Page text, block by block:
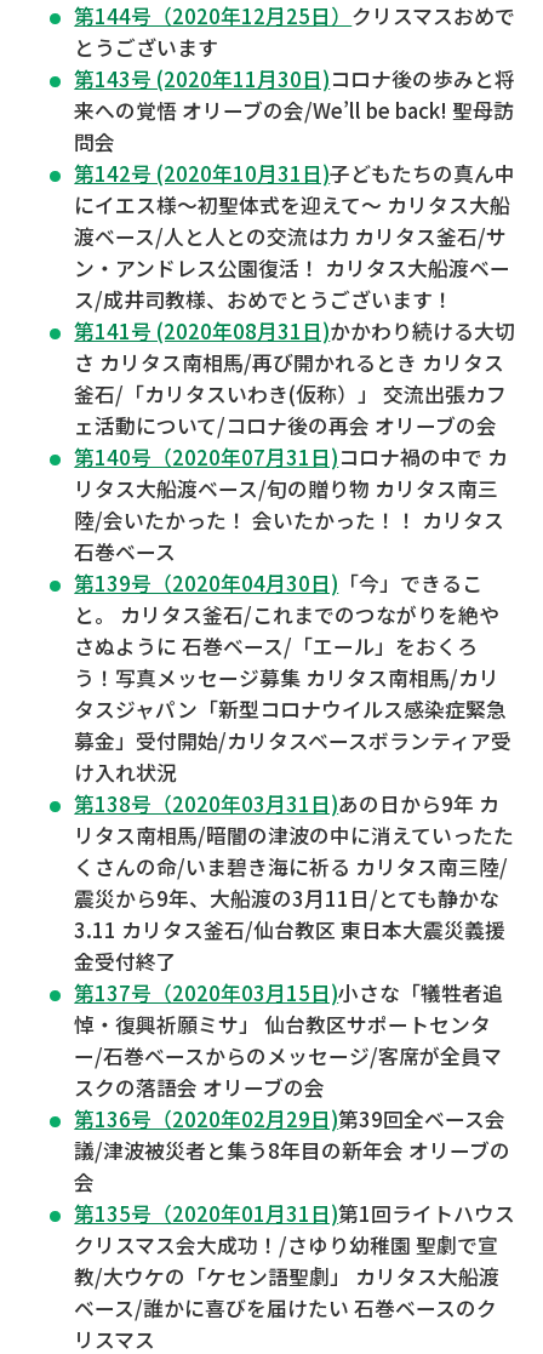
第144号（2020年12月25日） クリスマスおめで
とうございます
第143号 (2020年11月30日)コロナ後の歩みと将
来への覚悟 オリーブの会/We’ll be back! 聖母訪
問会
第142号 (2020年10月31日)子どもたちの真ん中
にイエス様～初聖体式を迎えて～ カリタス大船
渡ベース/人と人との交流は力 カリタス釜石/サ
ン・アンドレス公園復活！ カリタス大船渡ベー
ス/成井司教様、おめでとうございます！
第141号 (2020年08月31日)かかわり続ける大切
さ カリタス南相馬/再び開かれるとき カリタス
釜石/「カリタスいわき(仮称）」 交流出張カフ
ェ活動について/コロナ後の再会 オリーブの会
第140号（2020年07月31日)コロナ禍の中で カ
リタス大船渡ベース/旬の贈り物 カリタス南三
陸/会いたかった！ 会いたかった！！ カリタス
石巻ベース
第139号（2020年04月30日) 「今」できるこ
と。 カリタス釜石/これまでのつながりを絶や
さぬように 石巻ベース/「エール」をおくろ
う！写真メッセージ募集 カリタス南相馬/カリ
タスジャパン「新型コロナウイルス感染症緊急
募金」受付開始/カリタスベースボランティア受
け入れ状況
第138号（2020年03月31日)あの日から9年 カ
リタス南相馬/暗闇の津波の中に消えていったた
くさんの命/いま碧き海に祈る カリタス南三陸/
震災から9年、大船渡の3月11日/とても静かな
3.11 カリタス釜石/仙台教区 東日本大震災義援
金受付終了
第137号（2020年03月15日)小さな「犠牲者追
悼・復興祈願ミサ」 仙台教区サポートセンタ
ー/石巻ベースからのメッセージ/客席が全員マ
スクの落語会 オリーブの会
第136号（2020年02月29日)第39回全ベース会
議/津波被災者と集う8年目の新年会 オリーブの
会
第135号（2020年01月31日)第1回ライトハウス
クリスマス会大成功！/さゆり幼稚園 聖劇で宣
教/大ウケの「ケセン語聖劇」 カリタス大船渡
ベース/誰かに喜びを届けたい 石巻ベースのク
リスマス